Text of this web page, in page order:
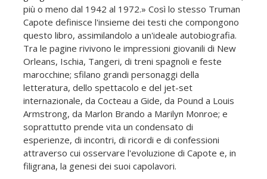
più o meno dal 1942 al 1972.» Così lo stesso Truman
Capote definisce l'insieme dei testi che compongono
questo libro, assimilandolo a un'ideale autobiografia.
Tra le pagine rivivono le impressioni giovanili di New
Orleans, Ischia, Tangeri, di treni spagnoli e feste
marocchine; sfilano grandi personaggi della
letteratura, dello spettacolo e del jet-set
internazionale, da Cocteau a Gide, da Pound a Louis
Armstrong, da Marlon Brando a Marilyn Monroe; e
soprattutto prende vita un condensato di
esperienze, di incontri, di ricordi e di confessioni
attraverso cui osservare l'evoluzione di Capote e, in
filigrana, la genesi dei suoi capolavori.